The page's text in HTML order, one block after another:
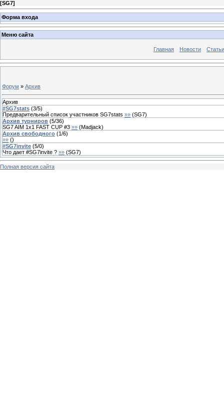
[SG7]
Форма входа
Меню сайта
Главная Новости Статьи
Форум » Архив
Архив
#SG7stats (3/5)
Предварительный список участников SG7stats »» (SG7)
Архив турниров (5/36)
SG7 AIM 1x1 FAST CUP #3 »» (Madjack)
Архив свободного (1/6)
»» ()
#SG7invite (5/0)
Что дает #SG7invite ? »» (SG7)
Полная версия сайта